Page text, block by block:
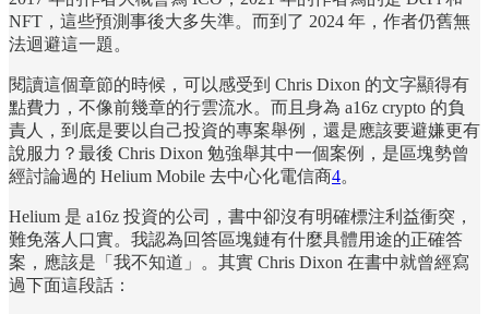
NFT，這些預測事後大多失準。而到了 2024 年，作者仍舊無
法迴避這一題。
閱讀這個章節的時候，可以感受到 Chris Dixon 的文字顯得有
點費力，不像前幾章的行雲流水。而且身為 a16z crypto 的負
責人，到底是要以自己投資的專案舉例，還是應該要避嫌更有
說服力？最後 Chris Dixon 勉強舉其中一個案例，是區塊勢曾
經討論過的 Helium Mobile 去中心化電信商4。
Helium 是 a16z 投資的公司，書中卻沒有明確標注利益衝突，
難免落人口實。我認為回答區塊鏈有什麼具體用途的正確答
案，應該是「我不知道」。其實 Chris Dixon 在書中就曾經寫
過下面這段話：